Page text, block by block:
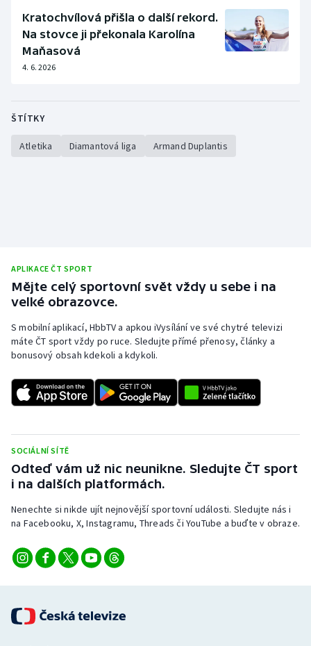
Kratochvílová přišla o další rekord.
Na stovce ji překonala Karolína
Maňasová
4. 6. 2026
ŠTÍTKY
Atletika Diamantová liga Armand Duplantis
APLIKACE ČT SPORT
Mějte celý sportovní svět vždy u sebe i na
velké obrazovce.
S mobilní aplikací, HbbTV a apkou iVysílání ve své chytré televizi
máte ČT sport vždy po ruce. Sledujte přímé přenosy, články a
bonusový obsah kdekoli a kdykoli.
SOCIÁLNÍ SÍTĚ
Odteď vám už nic neunikne. Sledujte ČT sport
i na dalších platformách.
Nenechte si nikde ujít nejnovější sportovní události. Sledujte nás i
na Facebooku, X, Instagramu, Threads či YouTube a buďte v obraze.